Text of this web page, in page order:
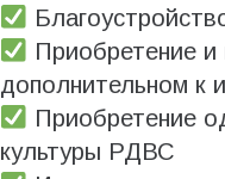
Приобретение
дополнительном к
Приобретение
культуры РДВС